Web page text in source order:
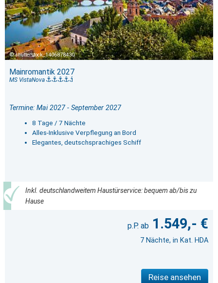
shutterstock_1406878430
Mainromantik 2027
MS VistaNova
Termine: Mai 2027 - September 2027
8 Tage / 7 Nächte
Alles-Inklusive Verpflegung an Bord
Elegantes, deutschsprachiges Schiff
Inkl. deutschlandweitem Haustürservice: bequem ab/bis zu
Hause
1.549,- €
7 Nächte, in Kat. HDA
Reise ansehen